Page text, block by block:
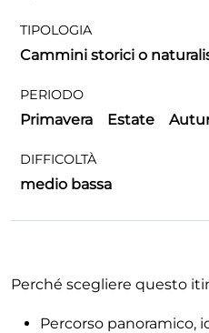
TIPOLOGIA
Cammini storici o
PERIODO
Primavera Estate
DIFFICOLTÀ
medio bassa
Perché scegliere questo
Percorso panoramico,